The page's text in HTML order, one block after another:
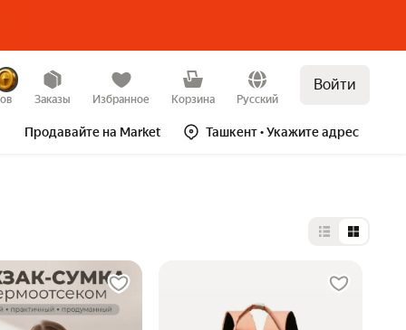
Заказы Избранное Корзина Русский
Войти
Продавайте на Market Ташкент• Укажите адрес
Выбор типа